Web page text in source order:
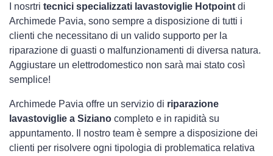
I nosrtri tecnici specializzati lavastoviglie Hotpoint di
Archimede Pavia, sono sempre a disposizione di tutti i
clienti che necessitano di un valido supporto per la
riparazione di guasti o malfunzionamenti di diversa natura.
Aggiustare un elettrodomestico non sarà mai stato così
semplice!
Archimede Pavia offre un servizio di riparazione
lavastoviglie a Siziano completo e in rapidità su
appuntamento. Il nostro team è sempre a disposizione dei
clienti per risolvere ogni tipologia di problematica relativa